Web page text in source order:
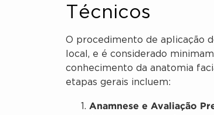
Técnicos
O procedimento de aplicação
local, e é considerado
conhecimento da anatomia
etapas gerais incluem:
Anamnese e Avaliação